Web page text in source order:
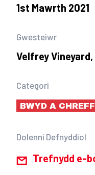
1st Mawrth 2021
Gwesteiwr
Velfrey
Categori
BWYD A
Dolenni Defnyddiol
Trefnydd e-